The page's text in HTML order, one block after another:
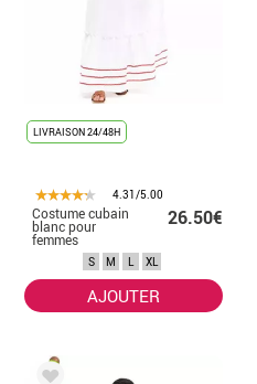
LIVRAISON 24/48H
4.31/5.00
Costume cubain
blanc pour
femmes
26.50€
S M L XL
AJOUTER